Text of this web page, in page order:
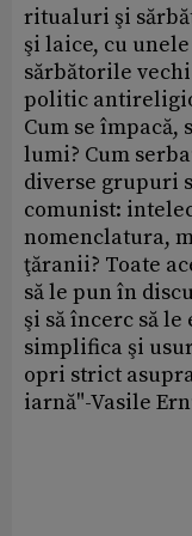
ritualuri şi
şi laice, cu
sărbătorile
politic
Cum se împacă,
lumi? Cum
diverse grupuri
comunist:
nomenclatura,
ţăranii? Toate
să le pun în
şi să încerc să
simplifica şi
opri strict
iarnă"-Vasile